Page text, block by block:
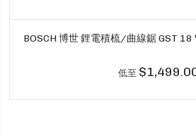
BOSCH 博世 鋰電積梳/曲線鋸 GST
低至